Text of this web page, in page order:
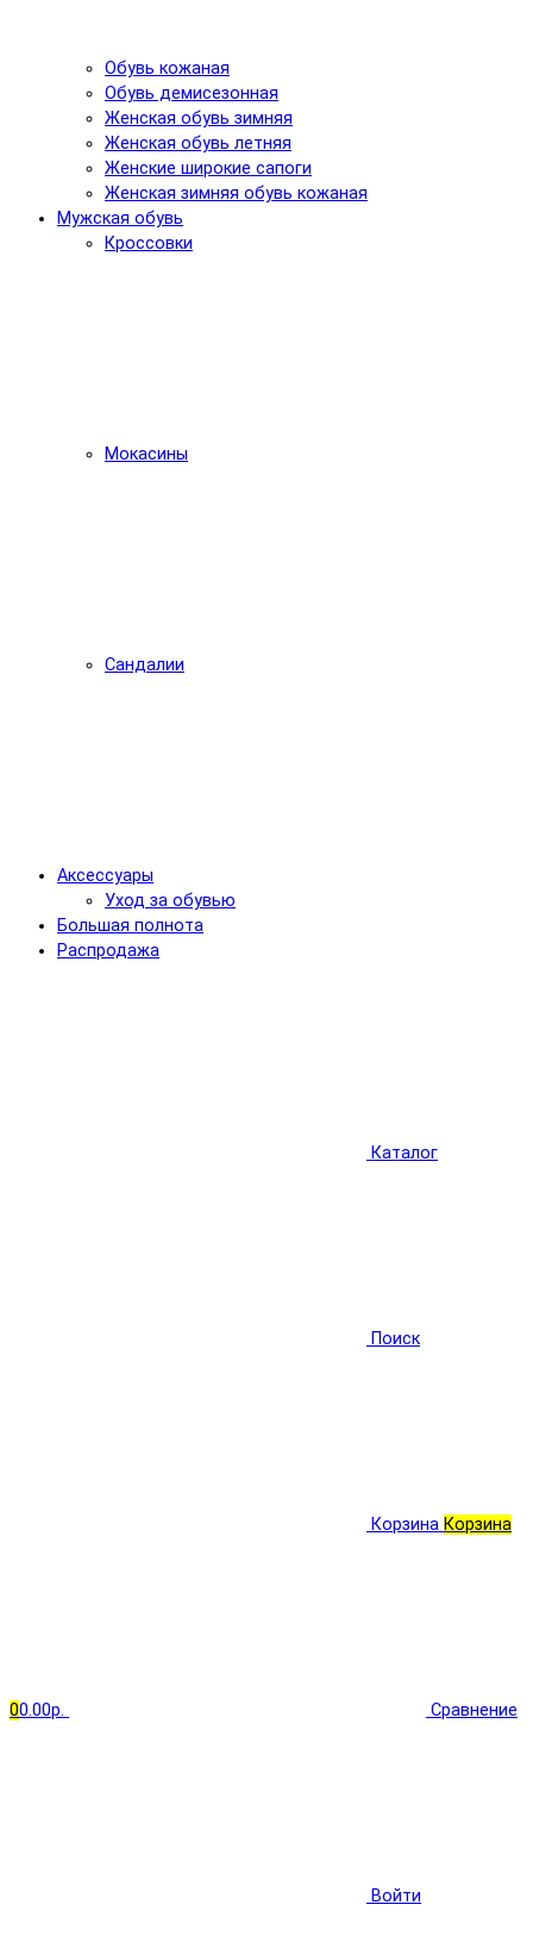
Обувь кожаная
Обувь демисезонная
Женская обувь зимняя
Женская обувь летняя
Женские широкие сапоги
Женская зимняя обувь кожаная
Мужская обувь
Кроссовки
Мокасины
Сандалии
Аксессуары
Уход за обувью
Большая полнота
Распродажа
Каталог
Поиск
Корзина Корзина
00.00р. Сравнение
Войти